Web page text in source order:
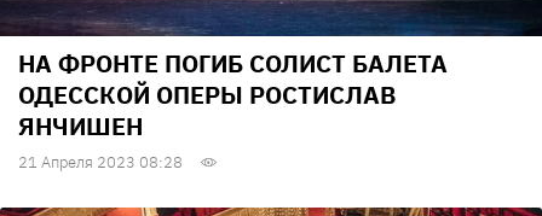
НА ФРОНТЕ ПОГИБ СОЛИСТ БАЛЕТА
ОДЕССКОЙ ОПЕРЫ РОСТИСЛАВ
ЯНЧИШЕН
21 Апреля 2023 08:28